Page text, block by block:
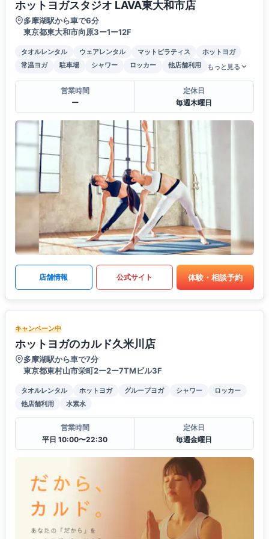
ホットヨガスタジオ LAVA東大和市店
多摩湖駅から車で6分
東京都東大和市向原3ー1ー12F
タオルレンタル ウェアレンタル マットピラティス
ホットヨガ
常温ヨガ
駐車場 シャワー ロッカー 他店舗利用 もっと見る
営業時間
ー
定休日
毎週木曜日
店舗情報 公式サイト 体験・相談予約
キャンペーン中
ホットヨガのカルド久米川店
多摩湖駅から車で7分
東京都東村山市栄町2ー2ー7TMビル3F
タオルレンタル ホットヨガ グループヨガ シャワー
ロッカー
他店舗利用
水素水
営業時間
平日 10:00〜22:30
定休日
毎週金曜日